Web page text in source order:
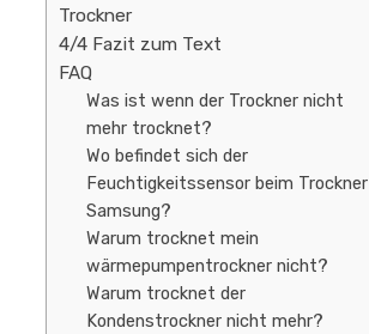
Trockner
4/4 Fazit zum Text
FAQ
Was ist wenn der Trockner nicht
mehr trocknet?
Wo befindet sich der
Feuchtigkeitssensor beim Trockner
Samsung?
Warum trocknet mein
wärmepumpentrockner nicht?
Warum trocknet der
Kondenstrockner nicht mehr?